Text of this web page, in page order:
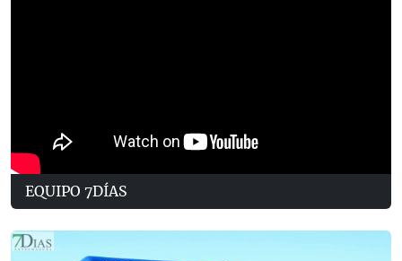
EQUIPO 7DÍAS